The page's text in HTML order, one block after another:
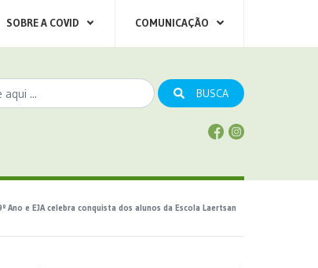
SOBRE A COVID COMUNICAÇÃO
BUSCA
Ano e EJA celebra conquista dos alunos da Escola Laertsan